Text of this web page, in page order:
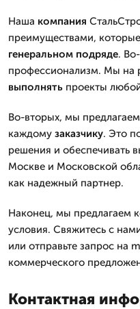
Наша компания
преимуществами,
генеральном подряде.
профессионализм. Мы на
выполнять проекты
Во-вторых, мы
каждому заказчику. Это
решения и обеспечивать
Москве и Московской
как надежный партнер.
Наконец, мы предлагаем
условия. Свяжитесь с
или отправьте запрос на
коммерческого
Контактная